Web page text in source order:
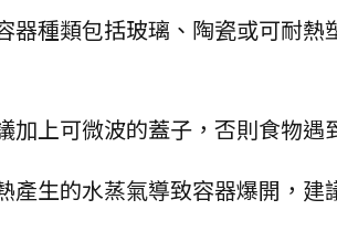
器種類包括玻璃、陶瓷或可耐
加上可微波的蓋子，否則食物遇
產生的水蒸氣導致容器爆開，